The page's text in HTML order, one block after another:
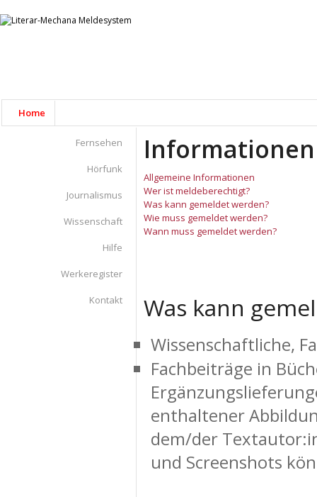
Home
Fernsehen
Hörfunk
Journalismus
Wissenschaft
Hilfe
Werkeregister
Kontakt
Allgemeine Informationen
Wer ist meldeberechtigt?
Was kann gemeldet werden?
Wie muss gemeldet werden?
Wann muss gemeldet werden?
Was kann
Wissenschaftliche,
Fachbeiträge in
enthaltener
dem/der
und Screenshots